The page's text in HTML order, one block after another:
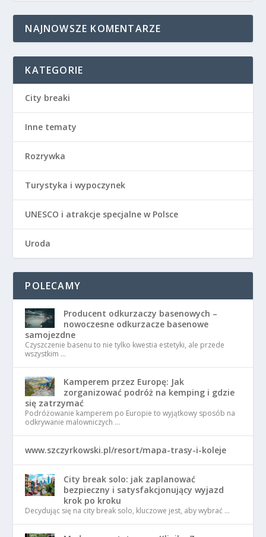
NAJNOWSZE KOMENTARZE
KATEGORIE
City breaki
Inne tematy
Rozrywka
Turystyka i wypoczynek
UNESCO i atrakcje specjalne w Polsce
Uroda
POLECAMY
Producent odkurzaczy basenowych –
nowoczesne odkurzacze basenowe
samojezdne
Czyszczenie basenu to nie tylko kwestia estetyki, ale przede
wszystkim …
Kamperem przez Europę: Jak
zorganizować podróż na kemping i gdzie
się zatrzymać
Podróżowanie kamperem po Europie to wyjątkowy sposób na
odkrywanie malowniczych …
www.szczyrkowski.pl/resort/mapa-trasy-i-koleje
City break solo: jak zaplanować
bezpieczny i satysfakcjonujący wyjazd
krok po kroku
Decydując się na city break solo, kluczowe jest, aby wybrać …